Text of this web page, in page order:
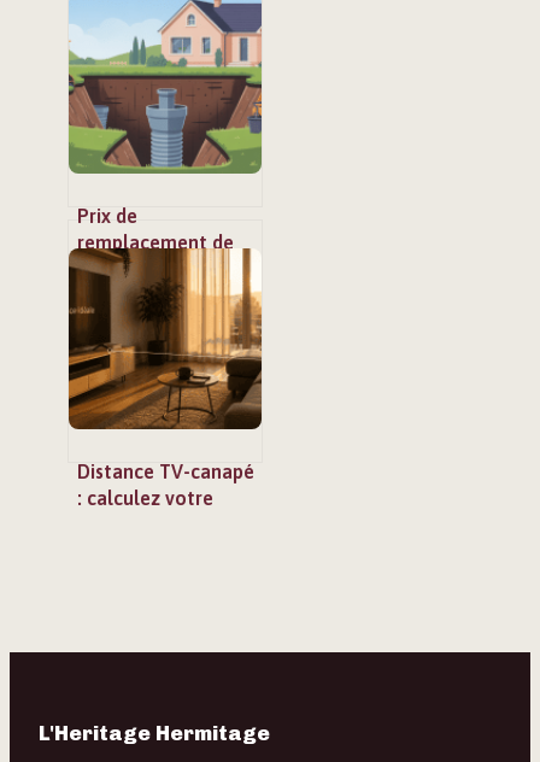
faire et faut-il s’en
inquiéter ?
Prix de
remplacement de
fosse septique :
budgets, aides et
choix malins
Distance TV-canapé
: calculez votre
L'Heritage Hermitage